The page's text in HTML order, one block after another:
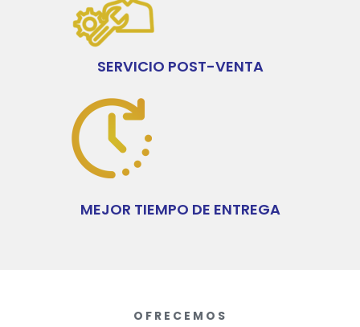
SERVICIO POST-VENTA
MEJOR TIEMPO DE ENTREGA
OFRECEMOS